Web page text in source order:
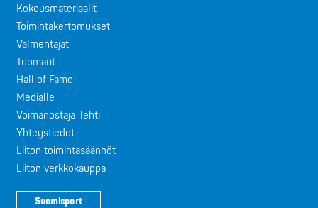
Kokousmateriaalit
Toimintakertomukset
Valmentajat
Tuomarit
Hall of Fame
Medialle
Voimanostaja-lehti
Yhteystiedot
Liiton toimintasäännöt
Liiton verkkokauppa
Suomisport